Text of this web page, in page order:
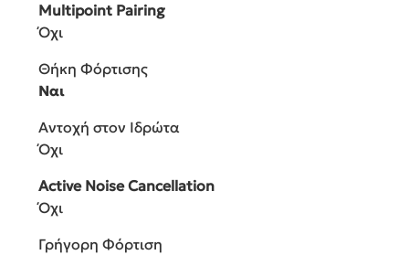
Multipoint Pairing
Όχι
Θήκη Φόρτισης
Ναι
Αντοχή στον Ιδρώτα
Όχι
Active Noise Cancellation
Όχι
Γρήγορη Φόρτιση